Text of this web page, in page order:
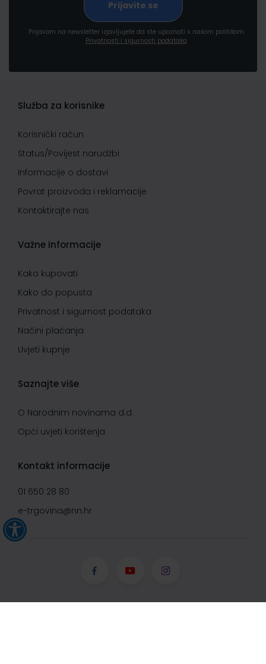
Prijavom na newsletter izjavljujete da ste upoznati s našom politikom
Privatnosti i sigurnosti podataka
Služba za korisnike
Korisnički račun
Status/Povijest narudžbi
Informacije o dostavi
Povrat proizvoda i reklamacije
Kontaktirajte nas
Važne informacije
Kako kupovati
Kako do popusta
Privatnost i sigurnost podataka
Načini plaćanja
Uvjeti kupnje
Saznajte više
O Narodnim novinama d.d.
Opći uvjeti korištenja
Kontakt informacije
01 650 28 80
e-trgovina@nn.hr